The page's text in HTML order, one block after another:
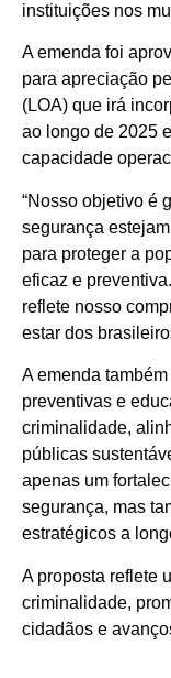
instituições nos
A emenda foi
para apreciação
(LOA) que irá
ao longo de 2025
capacidade
“Nosso objetivo é
segurança
para proteger a
eficaz e
reflete nosso
estar dos
A emenda
preventivas e
criminalidade,
públicas
apenas um
segurança, mas
estratégicos a
A proposta reflete
criminalidade,
cidadãos e